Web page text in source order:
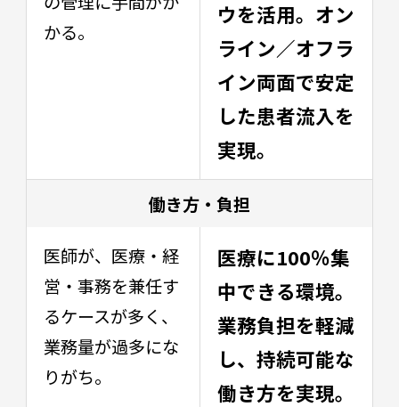
かる。
ウを活用。オン
ライン／オフラ
イン両面で安定
した患者流入を
実現。
働き方・負担
医師が、医療・経
営・事務を兼任す
るケースが多く、
業務量が過多にな
りがち。
医療に100％集
中できる環境。
業務負担を軽減
し、持続可能な
働き方を実現。